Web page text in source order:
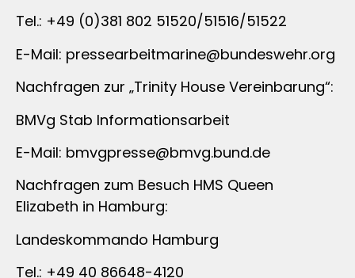
Tel.: +49 (0)381 802 51520/51516/51522
E-Mail: pressearbeitmarine@bundeswehr.org
Nachfragen zur „Trinity House Vereinbarung“:
BMVg Stab Informationsarbeit
E-Mail: bmvgpresse@bmvg.bund.de
Nachfragen zum Besuch HMS Queen
Elizabeth in Hamburg:
Landeskommando Hamburg
Tel.: +49 40 86648-4120